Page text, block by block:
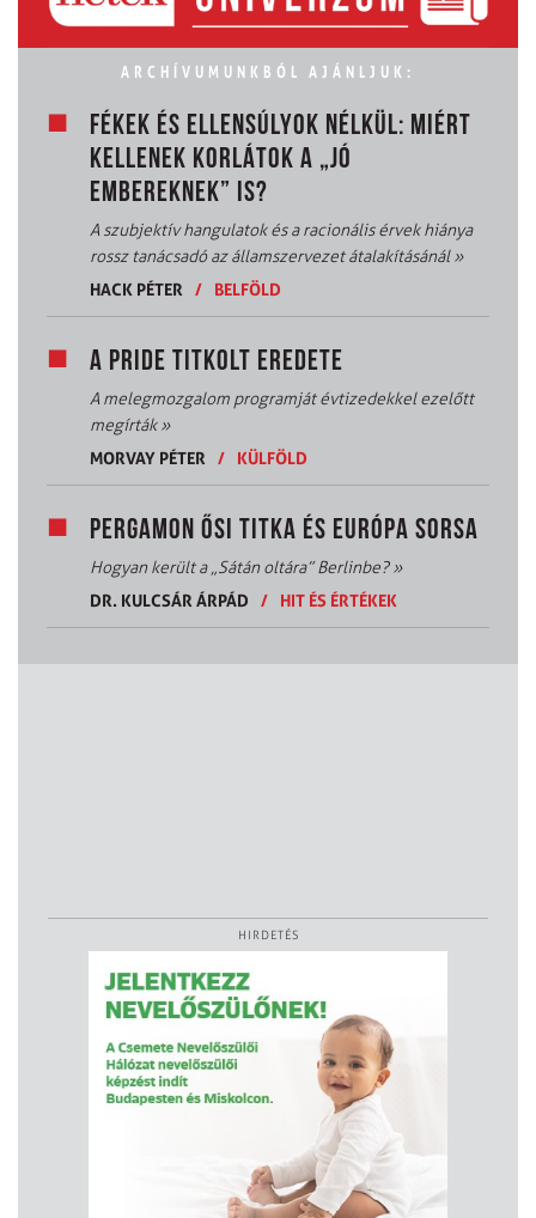
ARCHÍVUMUNKBÓL AJÁNLJUK:
FÉKEK ÉS ELLENSÚLYOK NÉLKÜL: MIÉRT
KELLENEK KORLÁTOK A „JÓ
EMBEREKNEK” IS?
A szubjektív hangulatok és a racionális érvek hiánya
rossz tanácsadó az államszervezet átalakításánál»
HACK PÉTER
/ BELFÖLD
A PRIDE TITKOLT EREDETE
A melegmozgalom programját évtizedekkel ezelőtt
megírták»
MORVAY PÉTER
/ KÜLFÖLD
PERGAMON ŐSI TITKA ÉS EURÓPA SORSA
Hogyan került a „Sátán oltára” Berlinbe?»
DR. KULCSÁR ÁRPÁD
/ HIT ÉS ÉRTÉKEK
HIRDETÉS